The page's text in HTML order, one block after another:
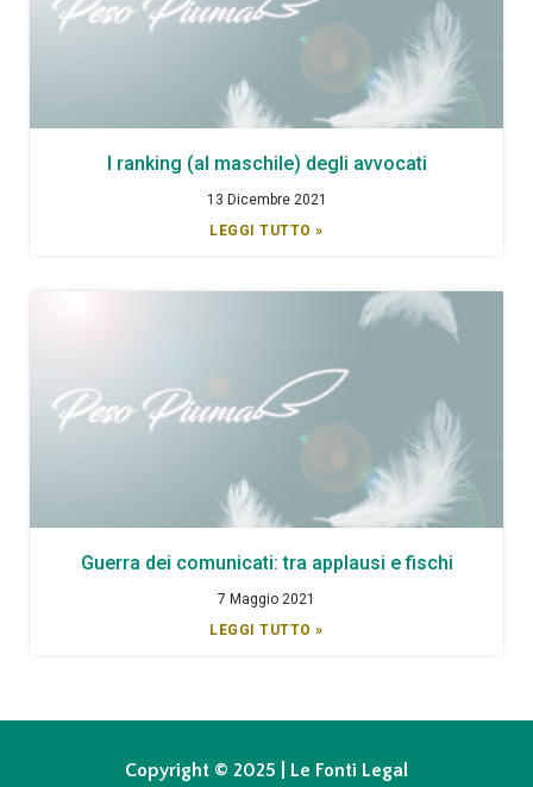
I ranking (al maschile) degli avvocati
13 Dicembre 2021
LEGGI TUTTO »
Guerra dei comunicati: tra applausi e fischi
7 Maggio 2021
LEGGI TUTTO »
Copyright © 2025 | Le Fonti Legal